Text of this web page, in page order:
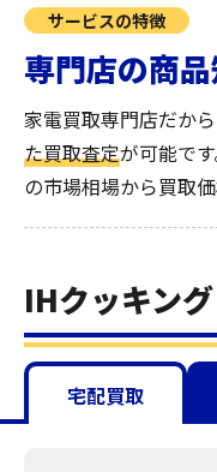
サービスの特徴
専門店の商
家電買取専門店だから
た買取査定が可能で
の市場相場から買取
IHクッキン
宅配買取